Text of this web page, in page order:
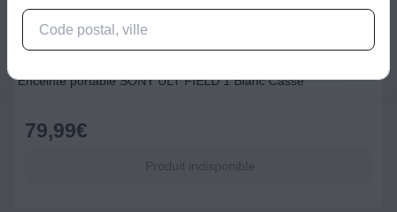
Enceinte portable SONY ULT FIELD 1 Blanc Cassé
79,99€
Produit indisponible